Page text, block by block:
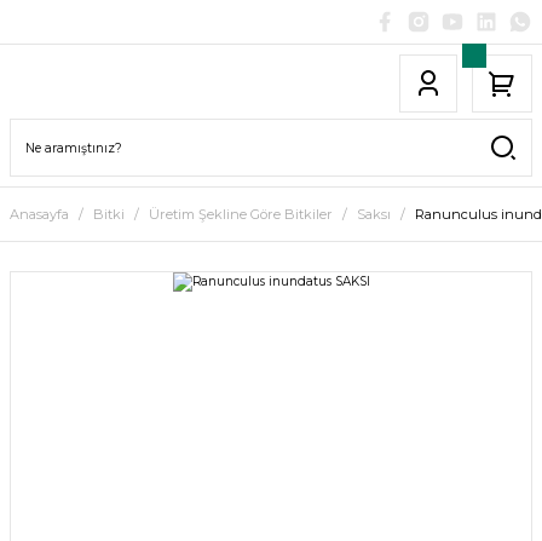
Anasayfa Bitki Üretim Şekline Göre Bitkiler Saksı Ranunculus